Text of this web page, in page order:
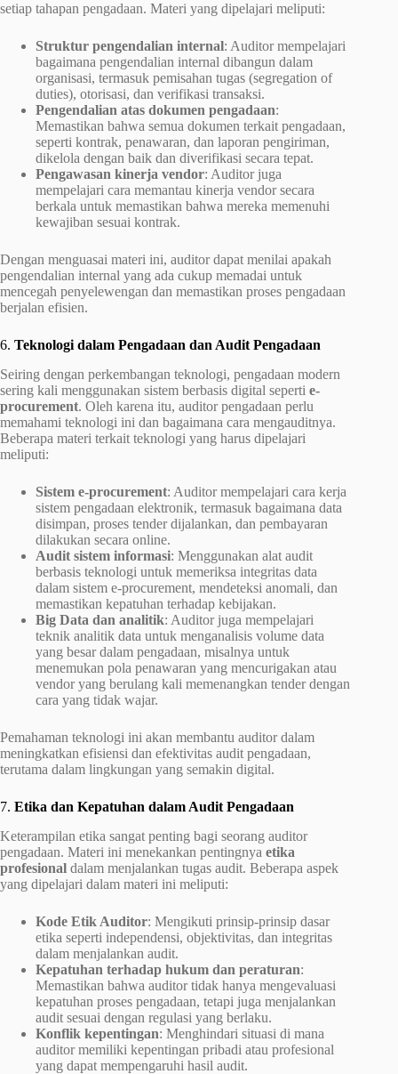
setiap tahapan pengadaan. Materi yang dipelajari meliputi:
Struktur pengendalian internal: Auditor mempelajari
bagaimana pengendalian internal dibangun dalam
organisasi, termasuk pemisahan tugas (segregation of
duties), otorisasi, dan verifikasi transaksi.
Pengendalian atas dokumen pengadaan:
Memastikan bahwa semua dokumen terkait pengadaan,
seperti kontrak, penawaran, dan laporan pengiriman,
dikelola dengan baik dan diverifikasi secara tepat.
Pengawasan kinerja vendor: Auditor juga
mempelajari cara memantau kinerja vendor secara
berkala untuk memastikan bahwa mereka memenuhi
kewajiban sesuai kontrak.
Dengan menguasai materi ini, auditor dapat menilai apakah
pengendalian internal yang ada cukup memadai untuk
mencegah penyelewengan dan memastikan proses pengadaan
berjalan efisien.
6. Teknologi dalam Pengadaan dan Audit Pengadaan
Seiring dengan perkembangan teknologi, pengadaan modern
sering kali menggunakan sistem berbasis digital seperti e-
procurement. Oleh karena itu, auditor pengadaan perlu
memahami teknologi ini dan bagaimana cara mengauditnya.
Beberapa materi terkait teknologi yang harus dipelajari
meliputi:
Sistem e-procurement: Auditor mempelajari cara kerja
sistem pengadaan elektronik, termasuk bagaimana data
disimpan, proses tender dijalankan, dan pembayaran
dilakukan secara online.
Audit sistem informasi: Menggunakan alat audit
berbasis teknologi untuk memeriksa integritas data
dalam sistem e-procurement, mendeteksi anomali, dan
memastikan kepatuhan terhadap kebijakan.
Big Data dan analitik: Auditor juga mempelajari
teknik analitik data untuk menganalisis volume data
yang besar dalam pengadaan, misalnya untuk
menemukan pola penawaran yang mencurigakan atau
vendor yang berulang kali memenangkan tender dengan
cara yang tidak wajar.
Pemahaman teknologi ini akan membantu auditor dalam
meningkatkan efisiensi dan efektivitas audit pengadaan,
terutama dalam lingkungan yang semakin digital.
7. Etika dan Kepatuhan dalam Audit Pengadaan
Keterampilan etika sangat penting bagi seorang auditor
pengadaan. Materi ini menekankan pentingnya etika
profesional dalam menjalankan tugas audit. Beberapa aspek
yang dipelajari dalam materi ini meliputi:
Kode Etik Auditor: Mengikuti prinsip-prinsip dasar
etika seperti independensi, objektivitas, dan integritas
dalam menjalankan audit.
Kepatuhan terhadap hukum dan peraturan:
Memastikan bahwa auditor tidak hanya mengevaluasi
kepatuhan proses pengadaan, tetapi juga menjalankan
audit sesuai dengan regulasi yang berlaku.
Konflik kepentingan: Menghindari situasi di mana
auditor memiliki kepentingan pribadi atau profesional
yang dapat mempengaruhi hasil audit.